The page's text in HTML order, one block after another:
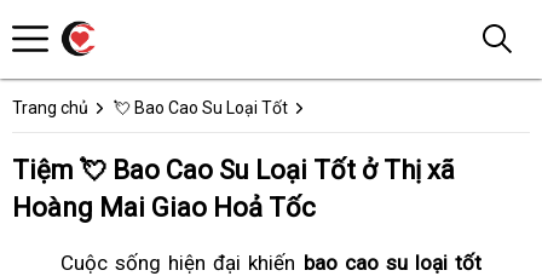
Trang chủ 💘 Bao Cao Su Loại Tốt
Tiệm 💘 Bao Cao Su Loại Tốt ở Thị xã
Hoàng Mai Giao Hoả Tốc
Cuộc sống hiện đại khiến bao cao su loại tốt